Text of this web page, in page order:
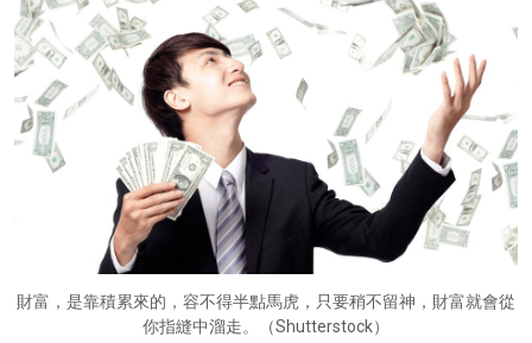
財富，是靠積累來的，容不得半點馬虎，只要稍不留神，財富就會從
你指縫中溜走。（Shutterstock）